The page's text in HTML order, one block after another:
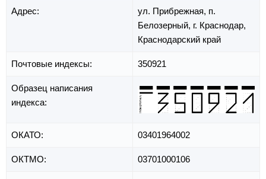
Адрес: ул. Прибрежная, п.
Белозерный, г. Краснодар,
Краснодарский край
Почтовые индексы: 350921
Образец написания
индекса:
ОКАТО: 03401964002
ОКТМО: 03701000106